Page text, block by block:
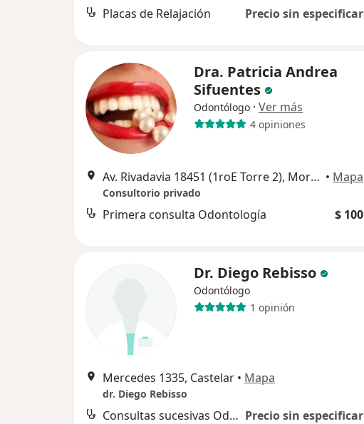
Placas de Relajación Precio sin especificar
Dra. Patricia Andrea
Sifuentes
Odontólogo · Ver más
4 opiniones
Av. Rivadavia 18451 (1roE Torre 2), Morón • Mapa
Consultorio privado
Primera consulta Odontología $ 100
Dr. Diego Rebisso
Odontólogo
1 opinión
Mercedes 1335, Castelar • Mapa
dr. Diego Rebisso
Consultas sucesivas Odontología Precio sin especificar